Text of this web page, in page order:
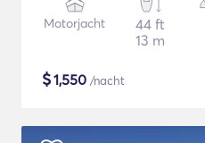
Motorjacht
44 ft
13 m
$1,550 /nacht